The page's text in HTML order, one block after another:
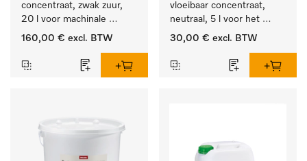
concentraat, zwak zuur,
20 l voor machinale
reiniging van wol.
160,00 € excl. BTW
vloeibaar concentraat,
neutraal, 5 l voor het
effectief verwijderen van
30,00 € excl. BTW